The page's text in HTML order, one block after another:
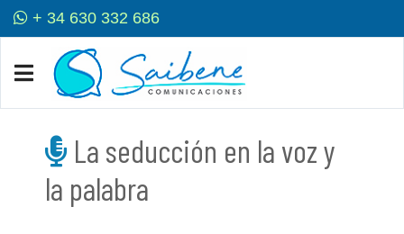
+ 34 630 332 686
La seducción en la voz y
la palabra